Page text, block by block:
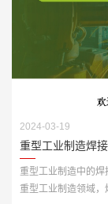
2024-03-19
重型工业制造焊
重型工业制造中的
重型工业制造领域，